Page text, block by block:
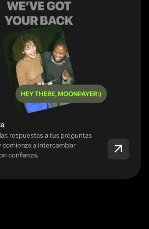
respuestas a tus preguntas
a intercambiar
confianza.